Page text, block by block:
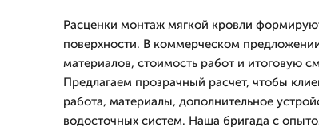
Расценки монтаж мягкой кровли
поверхности. В коммерческом
материалов, стоимость работ и итоговую
Предлагаем прозрачный расчет, чтобы
работа, материалы, дополнительное
водосточных систем. Наша бригада с